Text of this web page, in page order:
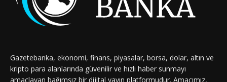
Gazetebanka, ekonomi, finans, piyasalar, borsa, dolar, altın ve
kripto para alanlarında güvenilir ve hızlı haber sunmayı
amaçlayan bağımsız bir dijital yayın platformudur. Amacımız,